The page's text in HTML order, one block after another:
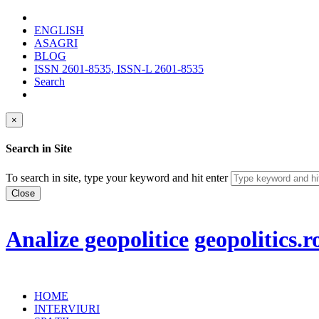
ENGLISH
ASAGRI
BLOG
ISSN 2601-8535, ISSN-L 2601-8535
Search
×
Search in Site
To search in site, type your keyword and hit enter
Close
Analize geopolitice
HOME
INTERVIURI